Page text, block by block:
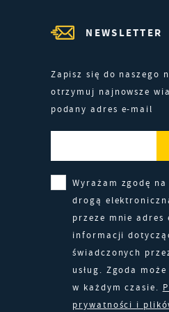
NEWSLETTER
Zapisz się do naszego
otrzymuj najnowsze
podany adres e-mail
Wyrażam zgodę
drogą
przeze mnie adres
informacji
świadczonych
usług. Zgoda
w każdym czasie.
prywatności i